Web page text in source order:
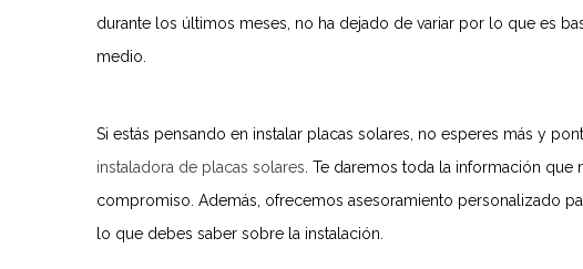
durante los últimos meses, no ha dejado de variar por lo que es
medio.
Si estás pensando en instalar placas solares, no esperes más y
instaladora de placas solares . Te daremos toda la información
compromiso. Además, ofrecemos asesoramiento personalizado
lo que debes saber sobre la instalación.